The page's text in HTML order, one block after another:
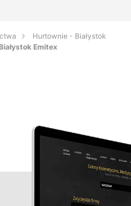
Hurtownie - Białystok
Emitex